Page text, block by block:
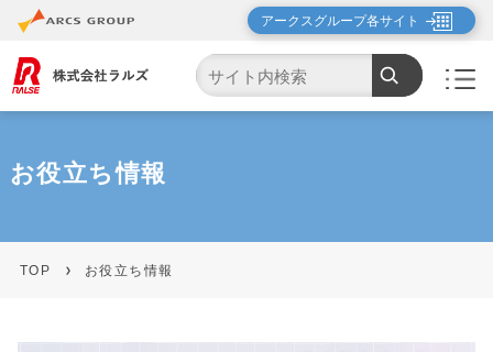
アークスグループ各サイト
お役立ち情報
TOP お役立ち情報